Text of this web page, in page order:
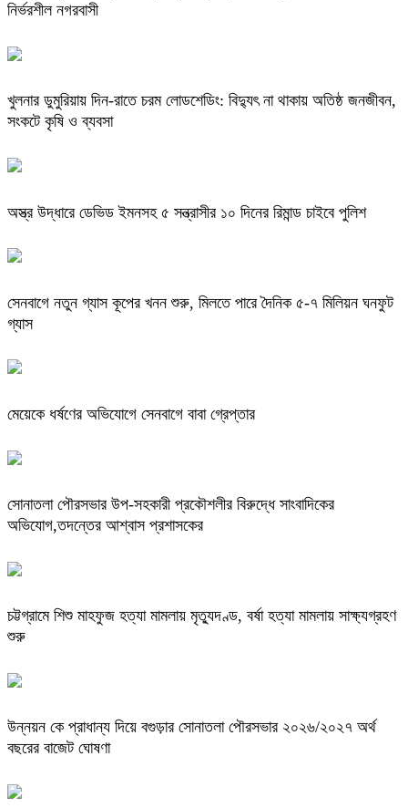
নির্ভরশীল নগরবাসী
খুলনার ডুমুরিয়ায় দিন-রাতে চরম লোডশেডিং: বিদ্যুৎ না থাকায় অতিষ্ঠ জনজীবন,
সংকটে কৃষি ও ব্যবসা
অস্ত্র উদ্ধারে ডেভিড ইমনসহ ৫ সন্ত্রাসীর ১০ দিনের রিমান্ড চাইবে পুলিশ
সেনবাগে নতুন গ্যাস কূপের খনন শুরু, মিলতে পারে দৈনিক ৫-৭ মিলিয়ন ঘনফুট
গ্যাস
মেয়েকে ধর্ষণের অভিযোগে সেনবাগে বাবা গ্রেপ্তার
সোনাতলা পৌরসভার উপ-সহকারী প্রকৌশলীর বিরুদ্ধে সাংবাদিকের
অভিযোগ,তদন্তের আশ্বাস প্রশাসকের
চট্টগ্রামে শিশু মাহফুজ হত্যা মামলায় মৃত্যুদণ্ড, বর্ষা হত্যা মামলায় সাক্ষ্যগ্রহণ
শুরু
উন্নয়ন কে প্রাধান্য দিয়ে বগুড়ার সোনাতলা পৌরসভার ২০২৬/২০২৭ অর্থ
বছরের বাজেট ঘোষণা